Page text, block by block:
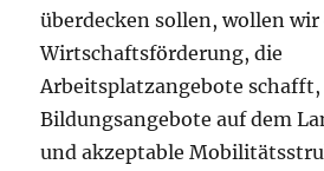
überdecken sollen, wollen wir
Wirtschaftsförderung, die
Arbeitsplatzangebote schafft,
Bildungsangebote auf dem
und akzeptable